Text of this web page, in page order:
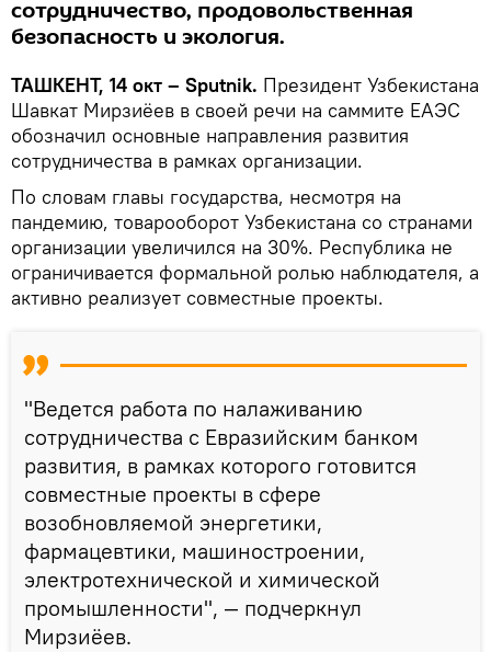
сотрудничество, продовольственная
безопасность и экология.
ТАШКЕНТ, 14 окт – Sputnik. Президент Узбекистана
Шавкат Мирзиёев в своей речи на саммите ЕАЭС
обозначил основные направления развития
сотрудничества в рамках организации.
По словам главы государства, несмотря на
пандемию, товарооборот Узбекистана со странами
организации увеличился на 30%. Республика не
ограничивается формальной ролью наблюдателя, а
активно реализует совместные проекты.
"Ведется работа по налаживанию
сотрудничества с Евразийским банком
развития, в рамках которого готовится
совместные проекты в сфере
возобновляемой энергетики,
фармацевтики, машиностроении,
электротехнической и химической
промышленности", — подчеркнул
Мирзиёев.